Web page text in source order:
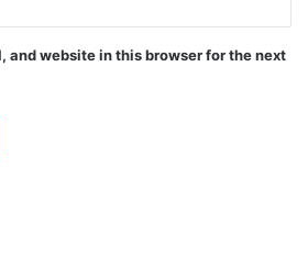
and website in this browser for the next